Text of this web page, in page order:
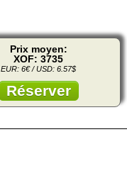
Prix moyen:
XOF: 3735
EUR: 6€ / USD: 6.57$
Réserver